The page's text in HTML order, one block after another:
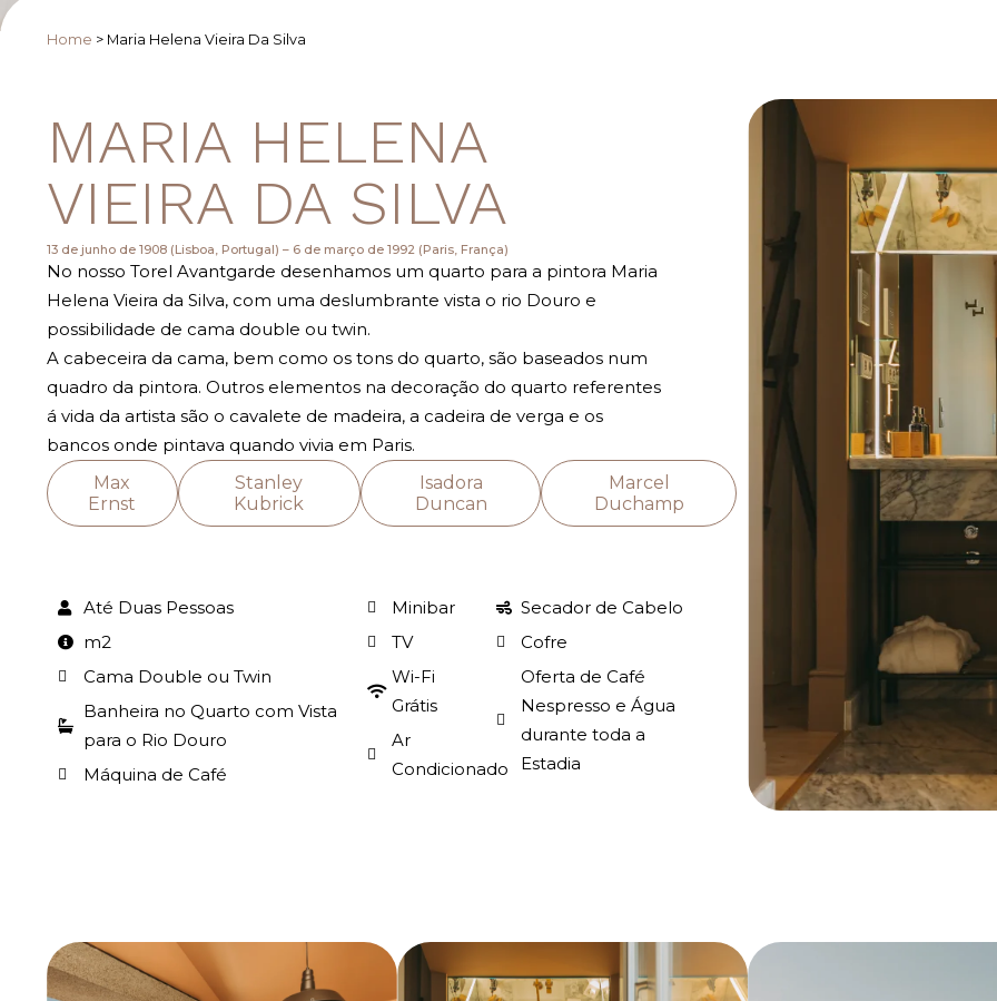
Home > Maria Helena Vieira Da Silva
MARIA HELENA
VIEIRA DA SILVA
13 de junho de 1908 (Lisboa, Portugal) – 6 de março de 1992 (Paris, França)
No nosso Torel Avantgarde desenhamos um quarto para a pintora Maria
Helena Vieira da Silva, com uma deslumbrante vista o rio Douro e
possibilidade de cama double ou twin.
A cabeceira da cama, bem como os tons do quarto, são baseados num
quadro da pintora. Outros elementos na decoração do quarto referentes
á vida da artista são o cavalete de madeira, a cadeira de verga e os
bancos onde pintava quando vivia em Paris.
Max
Ernst
Stanley
Kubrick
Isadora
Duncan
Marcel
Duchamp
Até Duas Pessoas
m2
Cama Double ou Twin
Banheira no Quarto com Vista
para o Rio Douro
Máquina de Café
Minibar
TV
Wi-Fi
Grátis
Ar
Condicionado
Secador de Cabelo
Cofre
Oferta de Café
Nespresso e Água
durante toda a
Estadia